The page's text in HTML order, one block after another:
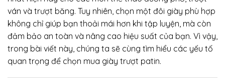
ván và trượt băng. Tuy nhiên, chọn một đôi giày phù hợp
không chỉ giúp bạn thoải mái hơn khi tập luyện, mà còn
đảm bảo an toàn và nâng cao hiệu suất của bạn. Vì vậy,
trong bài viết này, chúng ta sẽ cùng tìm hiểu các yếu tố
quan trọng để chọn mua giày trượt patin.